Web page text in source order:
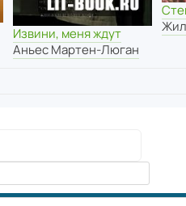
Извини, меня ждут
Аньес Мартен-Люган